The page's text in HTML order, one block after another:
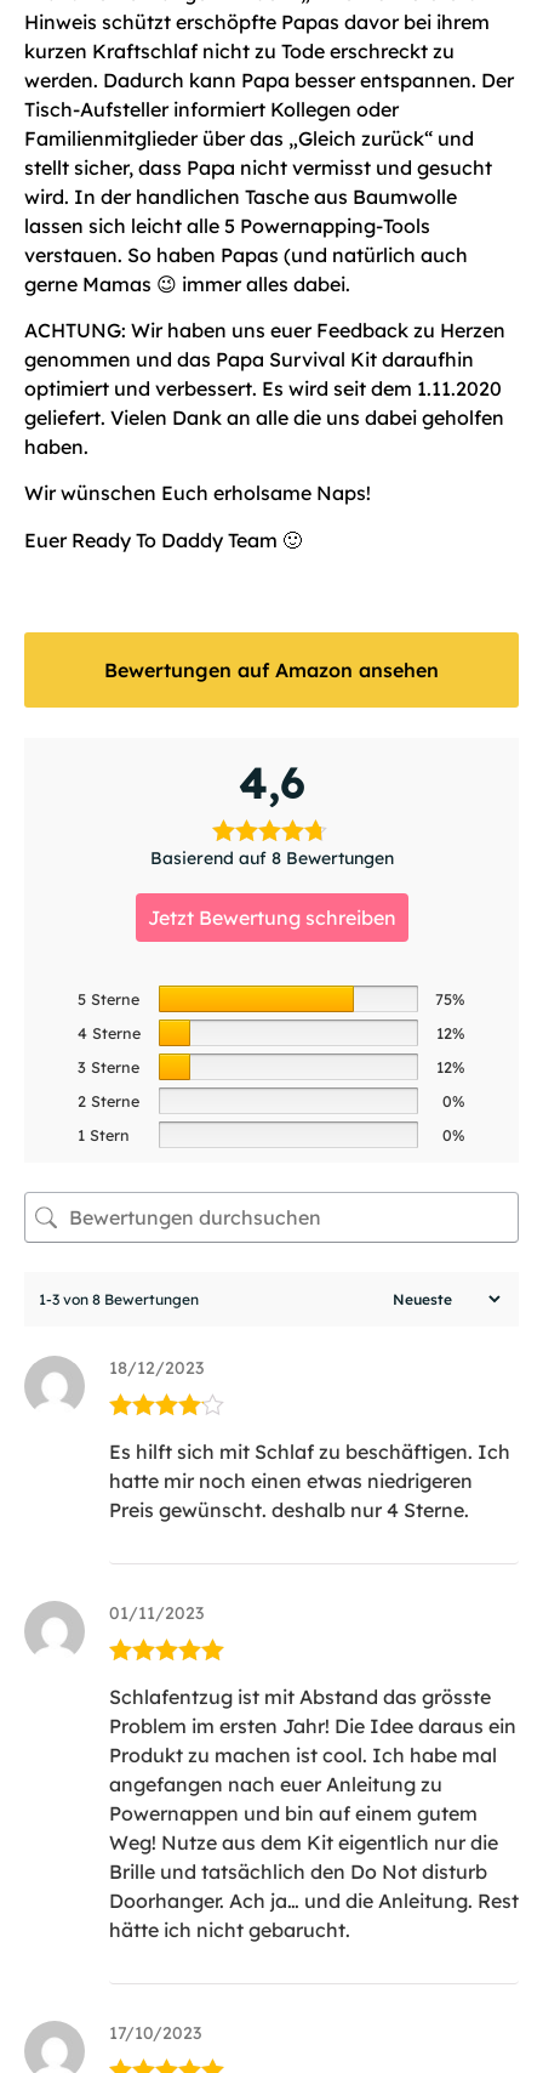
Hinweis schützt erschöpfte Papas davor bei ihrem
kurzen Kraftschlaf nicht zu Tode erschreckt zu
werden. Dadurch kann Papa besser entspannen. Der
Tisch-Aufsteller informiert Kollegen oder
Familienmitglieder über das „Gleich zurück“ und
stellt sicher, dass Papa nicht vermisst und gesucht
wird. In der handlichen Tasche aus Baumwolle
lassen sich leicht alle 5 Powernapping-Tools
verstauen. So haben Papas (und natürlich auch
gerne Mamas 😉 immer alles dabei.
ACHTUNG: Wir haben uns euer Feedback zu Herzen
genommen und das Papa Survival Kit daraufhin
optimiert und verbessert. Es wird seit dem 1.11.2020
geliefert. Vielen Dank an alle die uns dabei geholfen
haben.
Wir wünschen Euch erholsame Naps!
Euer Ready To Daddy Team 🙂
Bewertungen auf Amazon ansehen
4,6
Basierend auf 8 Bewertungen
Jetzt Bewertung schreiben
5 Sterne
75%
4 Sterne
12%
3 Sterne
12%
2 Sterne
0%
1 Stern
0%
1-3 von 8 Bewertungen
18/12/2023
mit4von
5
Es hilft sich mit Schlaf zu beschäftigen. Ich
hatte mir noch einen etwas niedrigeren
Preis gewünscht. deshalb nur 4 Sterne.
01/11/2023
5von 5
Schlafentzug ist mit Abstand das grösste
Problem im ersten Jahr! Die Idee daraus ein
Produkt zu machen ist cool. Ich habe mal
angefangen nach euer Anleitung zu
Powernappen und bin auf einem gutem
Weg! Nutze aus dem Kit eigentlich nur die
Brille und tatsächlich den Do Not disturb
Doorhanger. Ach ja… und die Anleitung. Rest
hätte ich nicht gebarucht.
17/10/2023